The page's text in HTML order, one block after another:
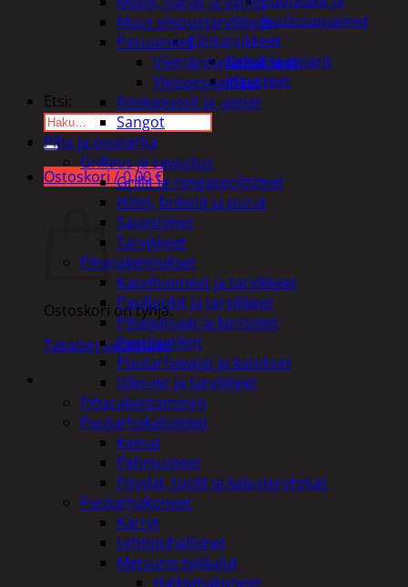
kuulosuojaimet
Elintarvikkeet
Keksit ja piparit
Mausteet
Etsi:
Ostoskori /0,00€
Ostoskori on tyhjä.
Takaisin kauppaan
Muut siivoustarvikkeet
Pesuaineet
Viemärinavausaineet
Yleispesuaineet
Roskapussit ja -astiat
Sangot
Piha ja puutarha
Grillaus ja savustus
Grillit ja rengaspolttimet
Hiilet, briketit ja purut
Savustimet
Tarvikkeet
Piharakennukset
Kasvihuoneet ja tarvikkeet
Paviljonkit ja tarvikkeet
Pihapatsaat ja koristeet
Postilaatikot
Puutarhavajat ja katokset
Ulko-wc ja tarvikkeet
Piharakentaminen
Puutarhakalusteet
Keinut
Pehmusteet
Pöydät, tuolit ja kalusteryhmät
Puutarhakoneet
Kärryt
Lehtipuhaltimet
Metsurin työkalut
Halkomakoneet